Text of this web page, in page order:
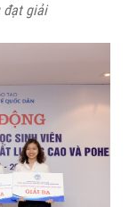
đạt giải